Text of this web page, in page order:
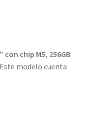
con chip M5, 256GB
modelo cuenta